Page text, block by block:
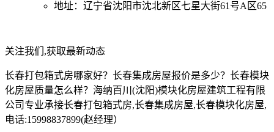
地址：辽宁省沈阳市沈北新区七星大街61号A区65
关注我们,获取最新动态
长春打包箱式房哪家好？长春集成房屋报价是多少？长春模块
化房屋质量怎么样？海纳百川(沈阳)模块化房屋建筑工程有限
公司专业承接长春打包箱式房,长春集成房屋,长春模块化房屋,
电话:15998837899(赵经理）